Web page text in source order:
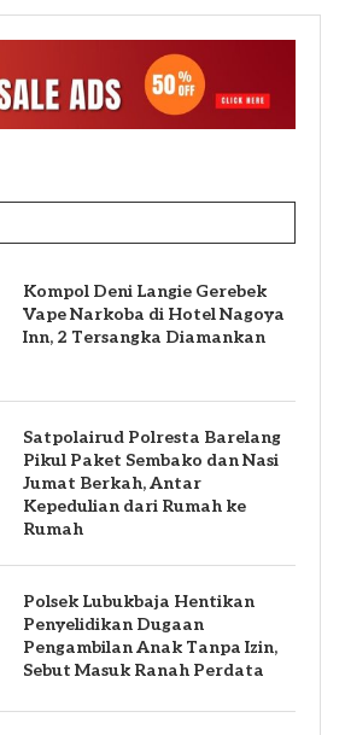
Kompol Deni Langie Gerebek
Vape Narkoba di Hotel Nagoya
Inn, 2 Tersangka Diamankan
Satpolairud Polresta Barelang
Pikul Paket Sembako dan Nasi
Jumat Berkah, Antar
Kepedulian dari Rumah ke
Rumah
Polsek Lubukbaja Hentikan
Penyelidikan Dugaan
Pengambilan Anak Tanpa Izin,
Sebut Masuk Ranah Perdata